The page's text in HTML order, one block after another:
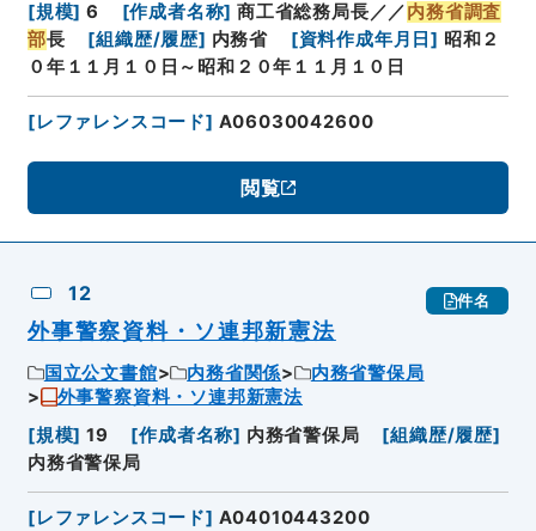
[規模] 6 [作成者名称] 商工省総務局長／／内務省調査
部長 [組織歴/履歴] 内務省 [資料作成年月日] 昭和２
０年１１月１０日～昭和２０年１１月１０日
[レファレンスコード] A06030042600
閲覧
12 件名
外事警察資料・ソ連邦新憲法
国立公文書館 内務省関係
内務省警保局
外事警察資料・ソ連邦新憲法
[規模] 19 [作成者名称] 内務省警保局 [組織歴/履歴]
内務省警保局
[レファレンスコード] A04010443200